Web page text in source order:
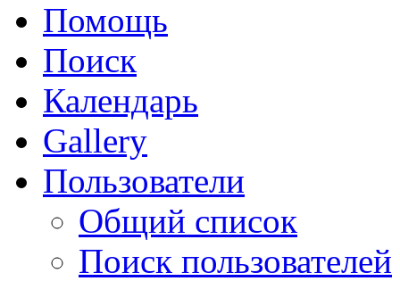
Помощь
Поиск
Календарь
Gallery
Пользователи
Общий список
Поиск пользователей